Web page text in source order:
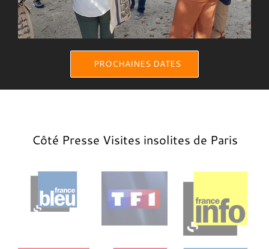
PROCHAINES DATES
Côté Presse Visites insolites de Paris